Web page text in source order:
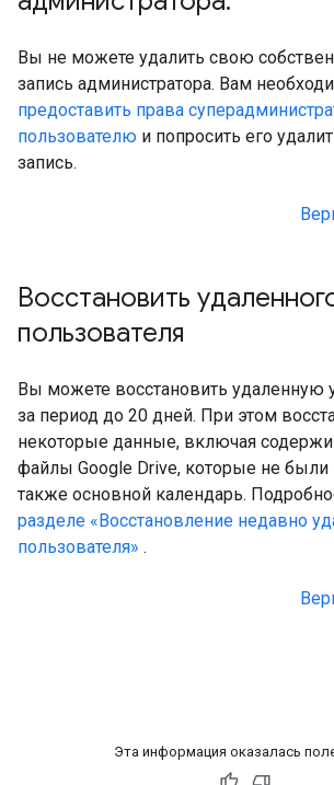
Вы не можете удалить свою
запись администратора. Вам
предоставить права
пользователю и попросить его
запись.
Восстановить
пользователя
Вы можете восстановить удаленную
за период до 20 дней. При этом
некоторые данные, включая
файлы Google Drive, которые не были
также основной календарь.
разделе «Восстановление недавно
пользователя» .
Эта информация оказалась